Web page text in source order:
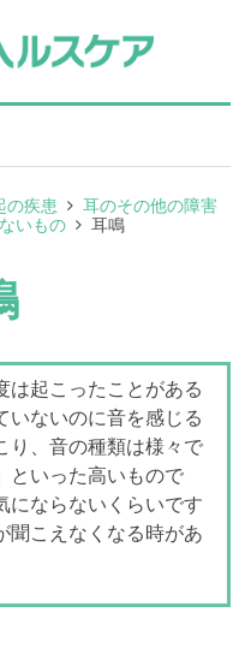
の疾患
耳のその他の障害
いもの
耳鳴
は起こったことがある
いないのに音を感じる
り、音の種類は様々で
といった高いもので
にならないくらいです
聞こえなくなる時があ